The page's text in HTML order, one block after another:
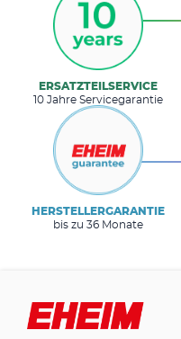
ERSATZTEILSERVICE
10 Jahre Servicegarantie
HERSTELLERGARANTIE
bis zu 36 Monate